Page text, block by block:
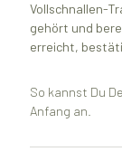
Vollschnallen-
gehört und
erreicht,
So kannst Du
Anfang an.